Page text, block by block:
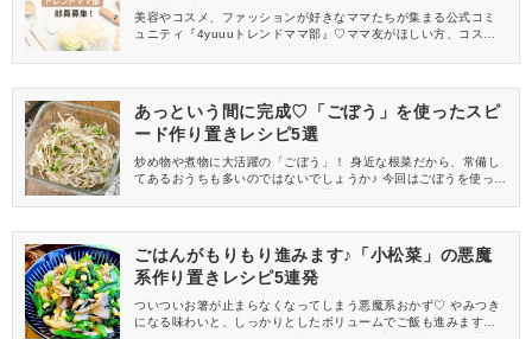
員募集中
美容やコスメ、ファッションが好きなママたちが集まる公式コミ
ュニティ『4yuuuトレンドママ部』♡ママ友がほしい方、コスメサ
信してくれる方を募集しています！
あっという間に完成♡「ごぼう」を使ったスピ
ード作り置きレシピ5選
炒め物や煮物に大活躍の「ごぼう」！ 身近な根菜だから、常備し
てあるおうちも多いのではないでしょうか♪ 今回はごぼうを使っ
ごはんがもりもり進みます♪「小松菜」の悪魔
系作り置きレシピ5連発
ついついお箸が止まらなくなってしまう悪魔系おかず♡ やみつき
になる味わいと、しっかりとしたボリュームでご飯も進みますよ